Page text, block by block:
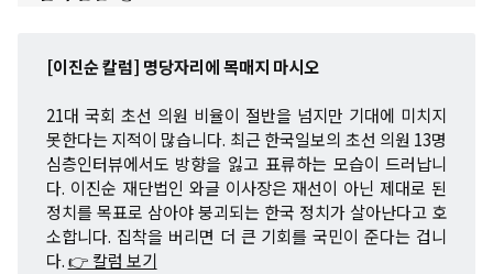
[이진순 칼럼] 명당자리에 목매지 마시오
21대 국회 초선 의원 비율이 절반을 넘지만 기대에 미치지
못한다는 지적이 많습니다. 최근 한국일보의 초선 의원 13명
심층인터뷰에서도 방향을 잃고 표류하는 모습이 드러납니
다. 이진순 재단법인 와글 이사장은 재선이 아닌 제대로 된
정치를 목표로 삼아야 붕괴되는 한국 정치가 살아난다고 호
소합니다. 집착을 버리면 더 큰 기회를 국민이 준다는 겁니
다.👉 칼럼 보기